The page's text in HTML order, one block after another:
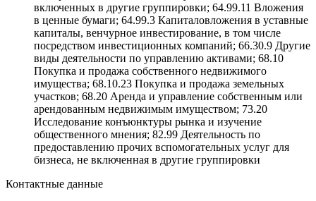
включенных в другие группировки; 64.99.11 Вложения
в ценные бумаги; 64.99.3 Капиталовложения в уставные
капиталы, венчурное инвестирование, в том числе
посредством инвестиционных компаний; 66.30.9 Другие
виды деятельности по управлению активами; 68.10
Покупка и продажа собственного недвижимого
имущества; 68.10.23 Покупка и продажа земельных
участков; 68.20 Аренда и управление собственным или
арендованным недвижимым имуществом; 73.20
Исследование конъюнктуры рынка и изучение
общественного мнения; 82.99 Деятельность по
предоставлению прочих вспомогательных услуг для
бизнеса, не включенная в другие группировки
Контактные данные